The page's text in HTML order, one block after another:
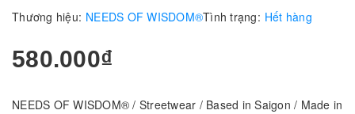
Thương hiệu: NEEDS OF WISDOM®Tình trạng: Hết hàng
580.000₫
NEEDS OF WISDOM® / Streetwear / Based in Saigon / Made in